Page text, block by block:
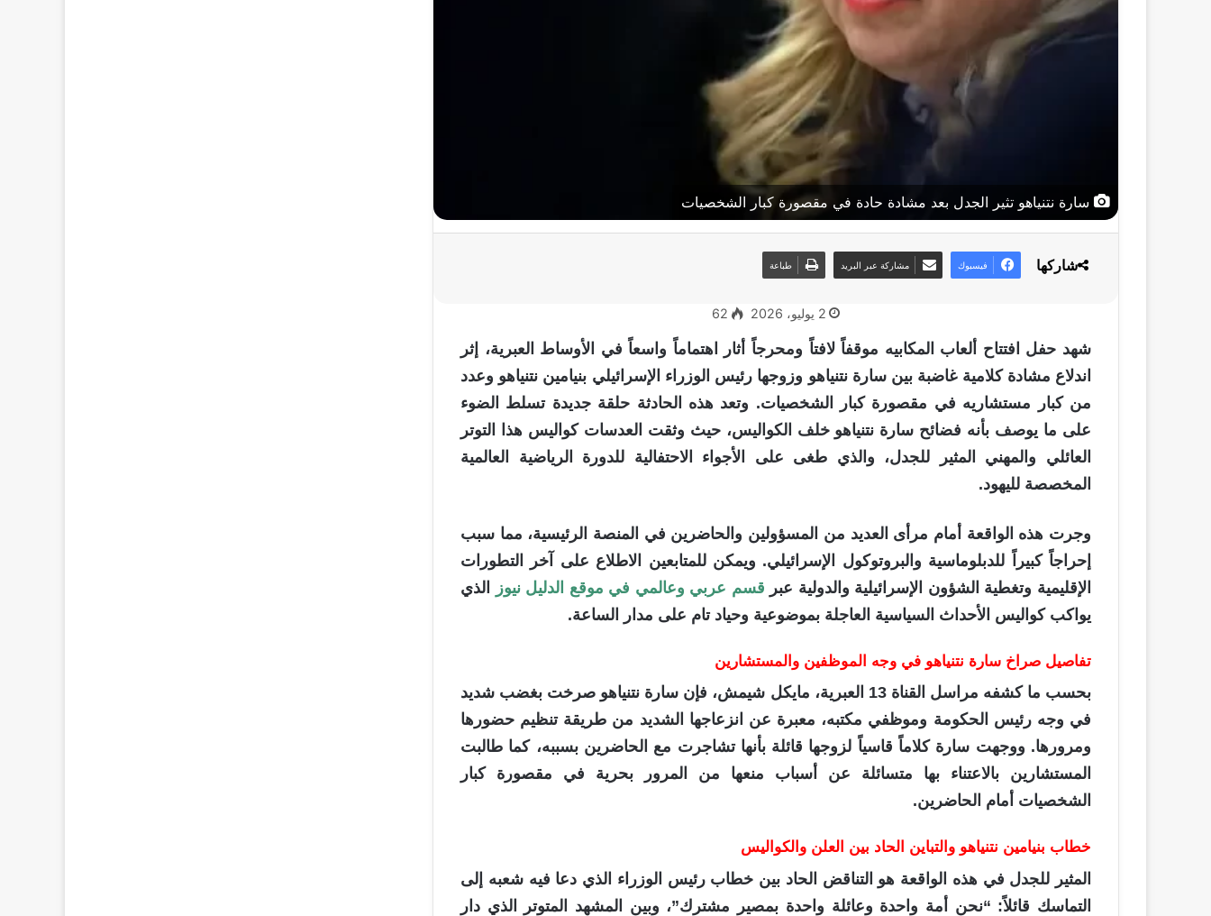
سارة نتنياهو تثير الجدل بعد مشادة حادة في مقصورة كبار الشخصيات
2 يوليو، 2026 62
شهد حفل افتتاح ألعاب المكابيه موقفاً لافتاً ومحرجاً أثار اهتماماً واسعاً في الأوساط العبرية، إثر
اندلاع مشادة كلامية غاضبة بين سارة نتنياهو وزوجها رئيس الوزراء الإسرائيلي بنيامين نتنياهو وعدد
من كبار مستشاريه في مقصورة كبار الشخصيات. وتعد هذه الحادثة حلقة جديدة تسلط الضوء
على ما يوصف بأنه فضائح سارة نتنياهو خلف الكواليس، حيث وثقت العدسات كواليس هذا التوتر
العائلي والمهني المثير للجدل، والذي طغى على الأجواء الاحتفالية للدورة الرياضية العالمية
المخصصة لليهود.
وجرت هذه الواقعة أمام مرأى العديد من المسؤولين والحاضرين في المنصة الرئيسية، مما سبب
إحراجاً كبيراً للدبلوماسية والبروتوكول الإسرائيلي. ويمكن للمتابعين الاطلاع على آخر التطورات
الإقليمية وتغطية الشؤون الإسرائيلية والدولية عبر قسم عربي وعالمي في موقع الدليل نيوز
الذي
يواكب كواليس الأحداث السياسية العاجلة بموضوعية وحياد تام على مدار الساعة.
تفاصيل صراخ سارة نتنياهو في وجه الموظفين والمستشارين
بحسب ما كشفه مراسل القناة 13 العبرية، مايكل شيمش، فإن سارة نتنياهو صرخت بغضب شديد
في وجه رئيس الحكومة وموظفي مكتبه، معبرة عن انزعاجها الشديد من طريقة تنظيم حضورها
ومرورها. ووجهت سارة كلاماً قاسياً لزوجها قائلة بأنها تشاجرت مع الحاضرين بسببه، كما طالبت
المستشارين بالاعتناء بها متسائلة عن أسباب منعها من المرور بحرية في مقصورة كبار
الشخصيات أمام الحاضرين.
خطاب بنيامين نتنياهو والتباين الحاد بين العلن والكواليس
المثير للجدل في هذه الواقعة هو التناقض الحاد بين خطاب رئيس الوزراء الذي دعا فيه شعبه إلى
التماسك قائلاً: “نحن أمة واحدة وعائلة واحدة بمصير مشترك”، وبين المشهد المتوتر الذي دار
شاركها فيسبوك مشاركة عبر البريد طباعة